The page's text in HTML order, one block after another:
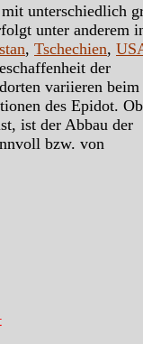
unterschiedlich
unter anderem
, Tschechien,
der
variieren beim
des Epidot.
ist der Abbau der
bzw. von